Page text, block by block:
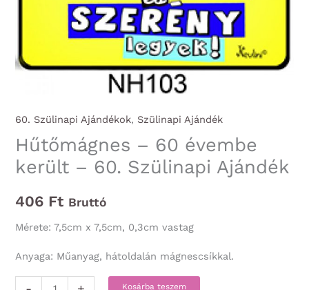
60. Szülinapi Ajándékok, Szülinapi Ajándék
Hűtőmágnes – 60 évembe
került – 60. Szülinapi Ajándék
406 Ft Bruttó
Mérete: 7,5cm x 7,5cm, 0,3cm vastag
Anyaga: Műanyag, hátoldalán mágnescsíkkal.
Hűtőmágnes
Kosárba teszem